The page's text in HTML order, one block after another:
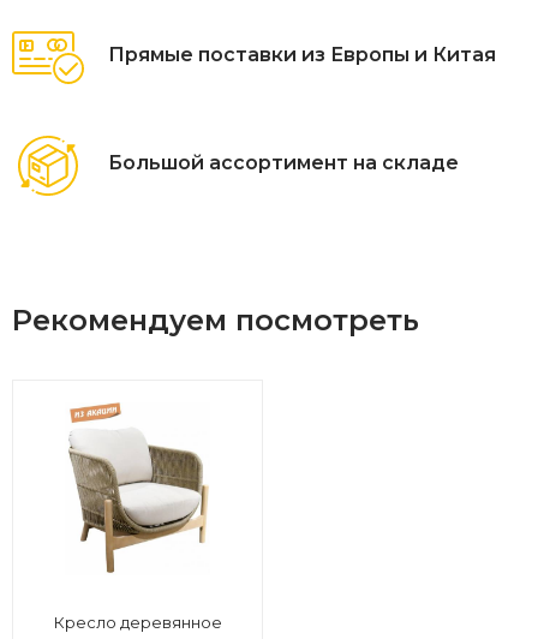
Прямые поставки из Европы и Китая
Большой ассортимент на складе
Рекомендуем посмотреть
Кресло деревянное